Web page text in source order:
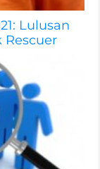
Lulusan
Rescuer